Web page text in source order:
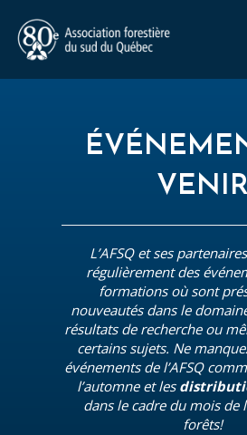
VENIR
L’AFSQ et ses
régulièrement des
formations où sont
nouveautés dans le
résultats de recherche ou
certains sujets. Ne
événements de l’AFSQ
l’automne et les
dans le cadre du mois de
forêts!